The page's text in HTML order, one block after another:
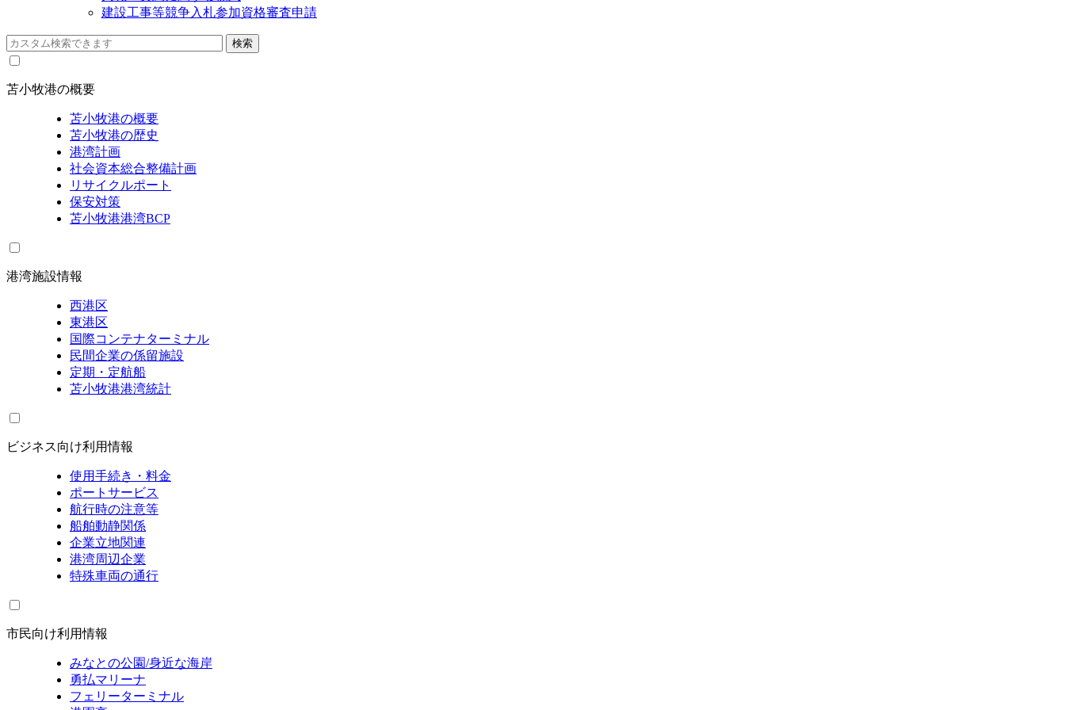
建設工事等競争入札参加資格審査申請
苫小牧港の概要
苫小牧港の概要
苫小牧港の歴史
港湾計画
社会資本総合整備計画
リサイクルポート
保安対策
苫小牧港港湾BCP
港湾施設情報
西港区
東港区
国際コンテナターミナル
民間企業の係留施設
定期・定航船
苫小牧港港湾統計
ビジネス向け利用情報
使用手続き・料金
ポートサービス
航行時の注意等
船舶動静関係
企業立地関連
港湾周辺企業
特殊車両の通行
市民向け利用情報
みなとの公園/身近な海岸
勇払マリーナ
フェリーターミナル